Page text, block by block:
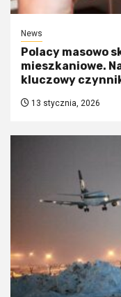
News
Polacy masowo
mieszkaniowe.
kluczowy
13 stycznia, 2026